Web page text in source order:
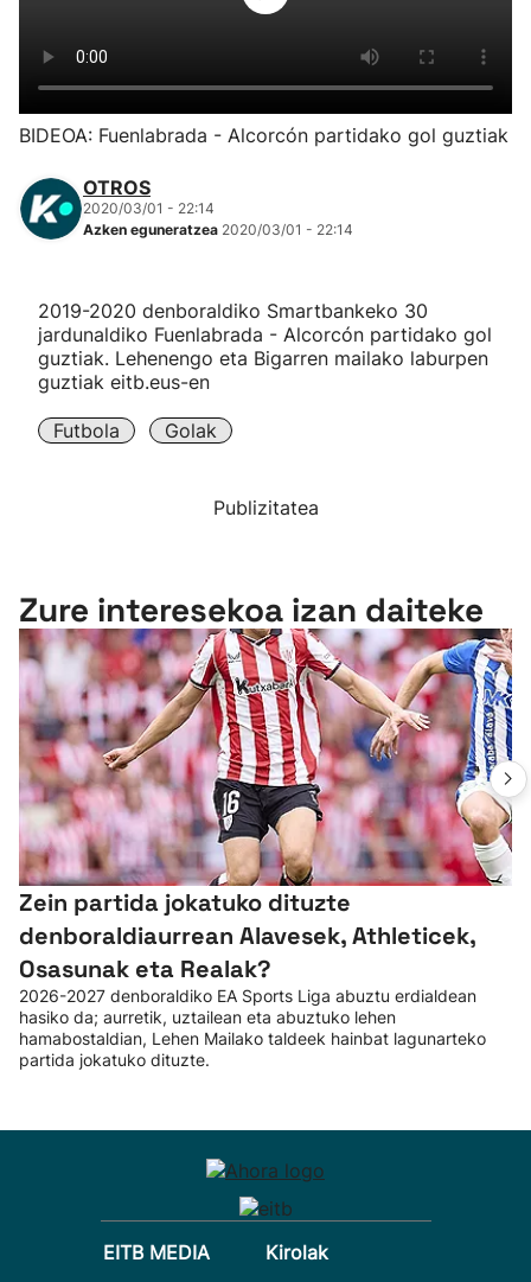
Atletismoa
Mendi-lasterketak
Kirol gehiago
"Helmuga"
BIDEOA: Fuenlabrada - Alcorcón partidako gol guztiak
OTROS
2020/03/01 - 22:14
Azken eguneratzea 2020/03/01 - 22:14
2019-2020 denboraldiko Smartbankeko 30
jardunaldiko Fuenlabrada - Alcorcón partidako gol
guztiak. Lehenengo eta Bigarren mailako laburpen
guztiak eitb.eus-en
Futbola Golak
Publizitatea
Zure interesekoa izan daiteke
Zein partida jokatuko dituzte
denboraldiaurrean Alavesek, Athleticek,
Osasunak eta Realak?
2026-2027 denboraldiko EA Sports Liga abuztu erdialdean
hasiko da; aurretik, uztailean eta abuztuko lehen
hamabostaldian, Lehen Mailako taldeek hainbat lagunarteko
partida jokatuko dituzte.
EITB MEDIA
Kirolak